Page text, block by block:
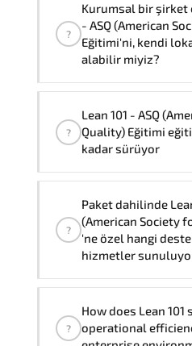
isterseniz, toplam
sağlayıcısının
1olacaktır.
Quality) Eğitimi
yanısıra,
İspanyolca
Temsilcilerimiz
memnuniyet
?
Kurumsal bir şirket
- ASQ (American
Eğitimi'ni, kendi
alabilir miyiz?
eğitmenlerimiz
yerindeve talep
Özelleştirilmiş
fiyatlama için
iletişime
?
Lean 101 - ASQ
Quality) Eğitimi
kadar sürüyor
Quality) Eğitimi
"
eğitimi olarak1
?
Paket dahilinde
(American Society
'ne özel hangi
hizmetler
Eğitimi'nin paket
Resmi eğitim
?
How does Lean
operational